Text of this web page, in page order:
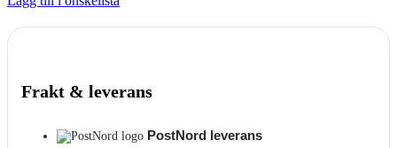
Frakt & leverans
PostNord leverans